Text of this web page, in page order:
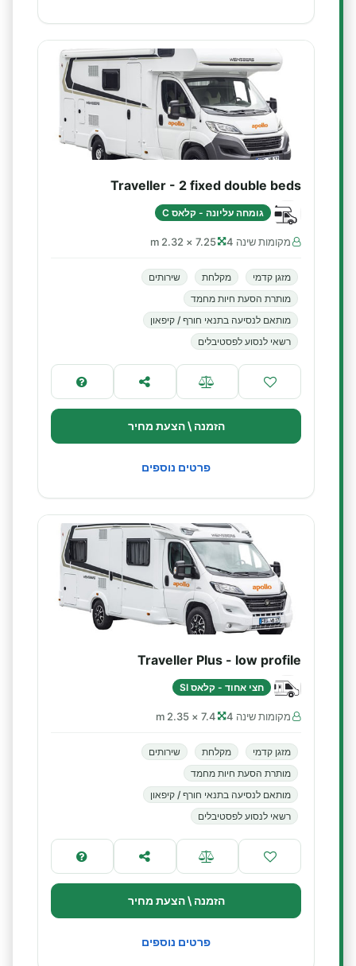
Traveller - 2 fixed double beds
גומחה עליונה - קלאס C
מקומות שינה 4 7.25 × 2.32 m
מזגן קדמי מקלחת
שירותים
מותרת הסעת חיות מחמד
מותאם לנסיעה בתנאי חורף / קיפאון
רשאי לנסוע לפסטיבלים
הזמנה \ הצעת מחיר
פרטים נוספים
Traveller Plus - low profile
חצי אחוד - קלאס SI
מקומות שינה 4 7.4 × 2.35 m
מזגן קדמי מקלחת
שירותים
מותרת הסעת חיות מחמד
מותאם לנסיעה בתנאי חורף / קיפאון
רשאי לנסוע לפסטיבלים
הזמנה \ הצעת מחיר
פרטים נוספים